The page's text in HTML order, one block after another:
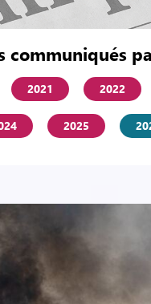
communiqués
2021 2022
2025